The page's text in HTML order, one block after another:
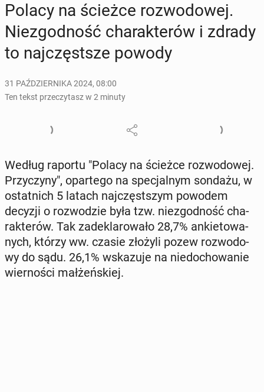
Polacy na ścieżce roz­wo­do­wej.
Nie­zgod­ność cha­rak­te­rów i zdrady
to naj­częst­sze powody
31 PAŹDZIERNIKA 2024, 08:00
Ten tekst przeczytasz w 2 minuty
Według raportu "Polacy na ścieżce roz­wo­do­wej.
Przy­czy­ny", opar­te­go na spe­cjal­nym sondażu, w
ostat­nich 5 latach naj­częst­szym powodem
decyzji o roz­wo­dzie była tzw. nie­zgod­ność cha­
rak­te­rów. Tak za­de­kla­ro­wa­ło 28,7% an­kie­to­wa­
nych, którzy ww. czasie złożyli pozew roz­wo­do­
wy do sądu. 26,1% wska­zu­je na nie­do­cho­wa­nie
wier­no­ści mał­żeń­skiej.